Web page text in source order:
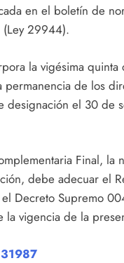
en el boletín de
(Ley 29944).
la vigésima
permanencia de los
designación el 30 de
Final, la
debe adecuar el
Decreto Supremo
la vigencia de la
31987